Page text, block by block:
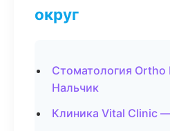
округ
Стоматология
Нальчик
Клиника Vital Clinic